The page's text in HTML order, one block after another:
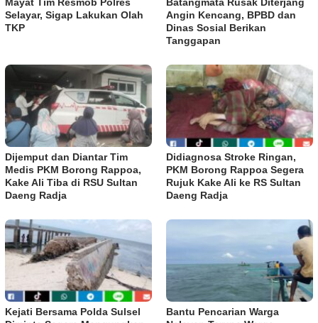
Selayar, Sigap Lakukan Olah
TKP
Angin Kencang, BPBD dan
Dinas Sosial Berikan
Tanggapan
Dijemput dan Diantar Tim
Medis PKM Borong Rappoa,
Kake Ali Tiba di RSU Sultan
Daeng Radja
Didiagnosa Stroke Ringan,
PKM Borong Rappoa Segera
Rujuk Kake Ali ke RS Sultan
Daeng Radja
Kejati Bersama Polda Sulsel
Bantu Pencarian Warga